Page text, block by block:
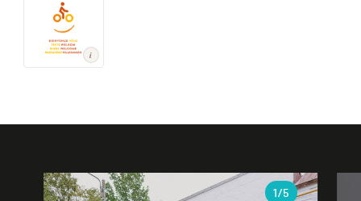
Galerie
1/5